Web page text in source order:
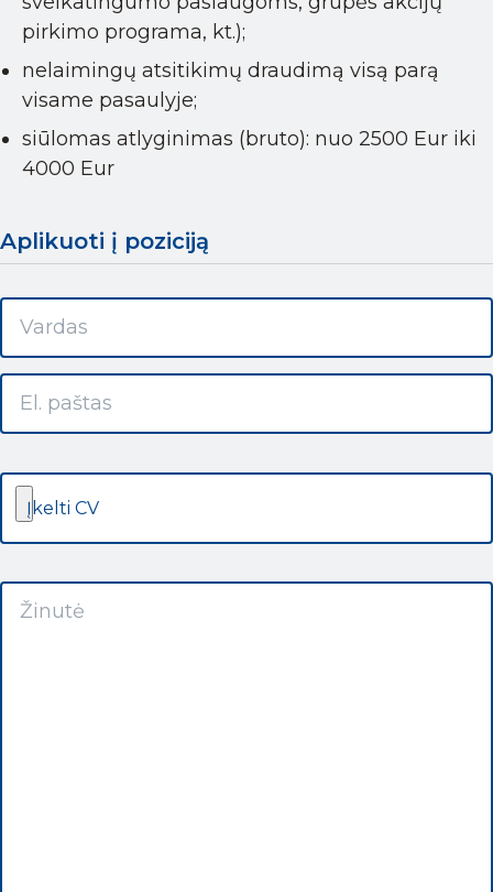
pirkimo programa, kt.);
nelaimingų atsitikimų draudimą visą parą
visame pasaulyje;
siūlomas atlyginimas (bruto): nuo 2500 Eur iki
4000 Eur
Aplikuoti į poziciją
Įkelti CV